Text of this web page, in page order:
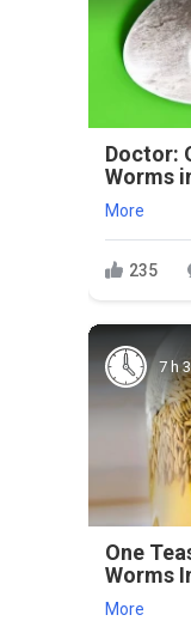
Doctor:
Worms
More
235
7 h
One
Worms
More